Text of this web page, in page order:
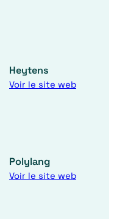
Heytens
Voir le site web
Polylang
Voir le site web